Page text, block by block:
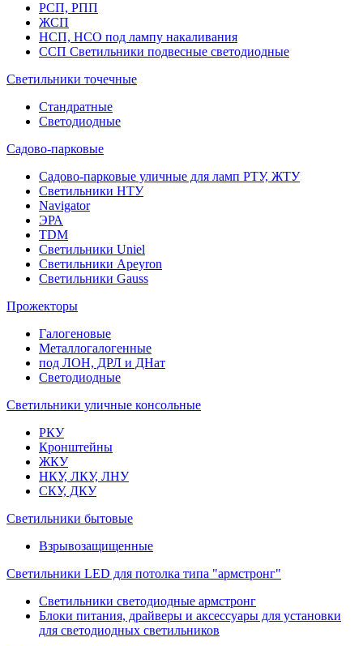
РСП, РПП
ЖСП
НСП, НСО под лампу накаливания
ССП Светильники подвесные светодиодные
Светильники точечные
Стандратные
Светодиодные
Садово-парковые
Садово-парковые уличные для ламп РТУ, ЖТУ
Светильники НТУ
Navigator
ЭРА
TDM
Светильники Uniel
Светильники Apeyron
Светильники Gauss
Прожекторы
Галогеновые
Металлогалогенные
под ЛОН, ДРЛ и ДНат
Светодиодные
Светильники уличные консольные
РКУ
Кронштейны
ЖКУ
НКУ, ЛКУ, ЛНУ
СКУ, ДКУ
Светильники бытовые
Взрывозащищенные
Светильники LED для потолка типа "армстронг"
Светильники светодиодные армстронг
Блоки питания, драйверы и аксессуары для установки
для светодиодных светильников